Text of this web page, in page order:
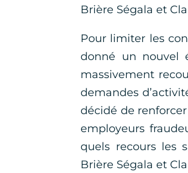
Brière Ségala et
Pour limiter les
donné un nouvel
massivement
demandes
décidé de
employeurs
quels recours les
Brière Ségala et